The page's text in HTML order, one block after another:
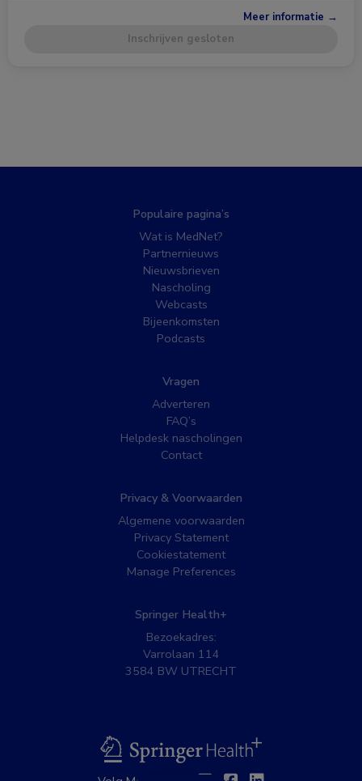
Meer informatie →
Inschrijven gesloten
Populaire pagina’s
Wat is MedNet?
Partnernieuws
Nieuwsbrieven
Nascholing
Webcasts
Bijeenkomsten
Podcasts
Vragen
Adverteren
FAQ’s
Helpdesk nascholingen
Contact
Privacy & Voorwaarden
Algemene voorwaarden
Privacy Statement
Cookiestatement
Manage Preferences
Springer Health+
Bezoekadres:
Varrolaan 114
3584 BW UTRECHT
BSL